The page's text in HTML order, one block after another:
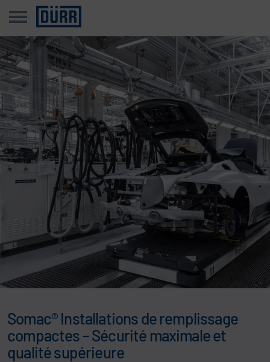
Somac® Installations de remplissage
compactes – Sécurité maximale et
qualité supérieure